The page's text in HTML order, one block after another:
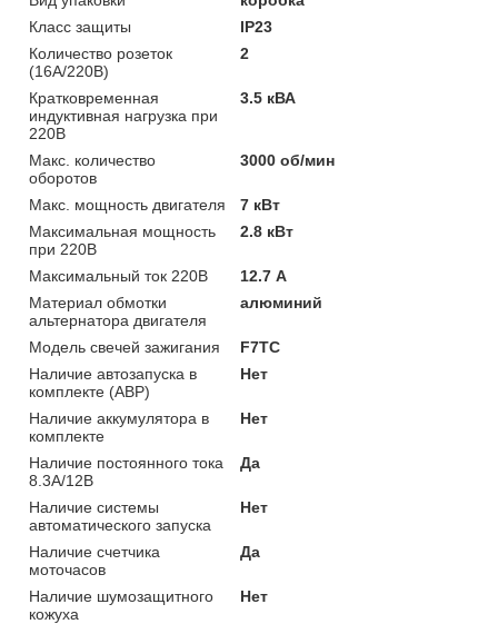
Класс защиты
IP23
Количество розеток
(16А/220В)
2
Кратковременная
индуктивная нагрузка при
220В
3.5 кВА
Макс. количество
оборотов
3000 об/мин
Макс. мощность двигателя
7 кВт
Максимальная мощность
при 220В
2.8 кВт
Максимальный ток 220В
12.7 А
Материал обмотки
альтернатора двигателя
алюминий
Модель свечей зажигания
F7TC
Наличие автозапуска в
комплекте (АВР)
Нет
Наличие аккумулятора в
комплекте
Нет
Наличие постоянного тока
8.3А/12В
Да
Наличие системы
автоматического запуска
Нет
Наличие счетчика
моточасов
Да
Наличие шумозащитного
кожуха
Нет